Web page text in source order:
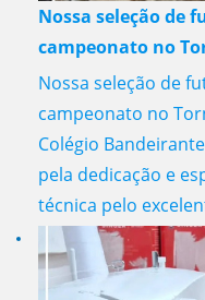
Nossa seleção de
campeonato no
Nossa seleção de
campeonato no
Colégio
pela dedicação e
técnica pelo